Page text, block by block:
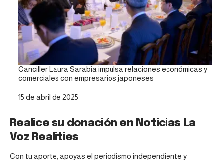
Canciller Laura Sarabia impulsa relaciones económicas y
comerciales con empresarios japoneses
Fecha
15 de abril de 2025
Realice su donación en Noticias La
Voz Realities
Con tu aporte, apoyas el periodismo independiente y